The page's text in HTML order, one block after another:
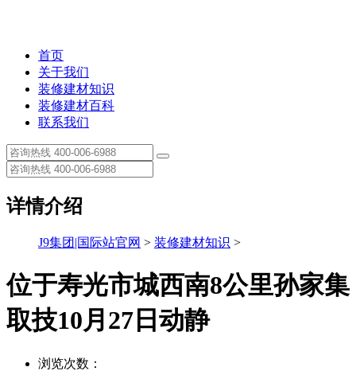
首页
关于我们
装修建材知识
装修建材百科
联系我们
详情介绍
J9集团|国际站官网 > 装修建材知识 >
位于寿光市城西南8公里孙家集
取技10月27日动静
浏览次数：